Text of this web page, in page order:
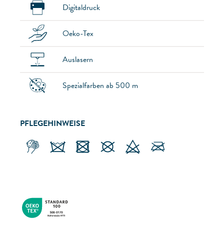
Digitaldruck
Oeko-Tex
Auslasern
Spezialfarben ab 500 m
PFLEGEHINWEISE